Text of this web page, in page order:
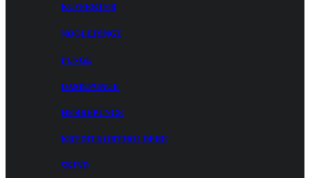
KUFFERTER
NØGLERINGE
PUNGE
DAMEPUNGE
HERREPUNGE
KREDITKORTHOLDERE
SKIND